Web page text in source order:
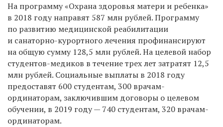
На программу «Охрана здоровья матери и ребенка»
в 2018 году направят 587 млн рублей. Программу
по развитию медицинской реабилитации
и санаторно-курортного лечения профинансируют
на общую сумму 128,5 млн рублей. На целевой набор
студентов-медиков в течение трех лет затратят 12,5
млн рублей. Социальные выплаты в 2018 году
предоставят 600 студентам, 300 врачам-
ординаторам, заключившим договоры о целевом
обучении, в 2019 году — 740 студентам, 320 врачам-
ординаторам.